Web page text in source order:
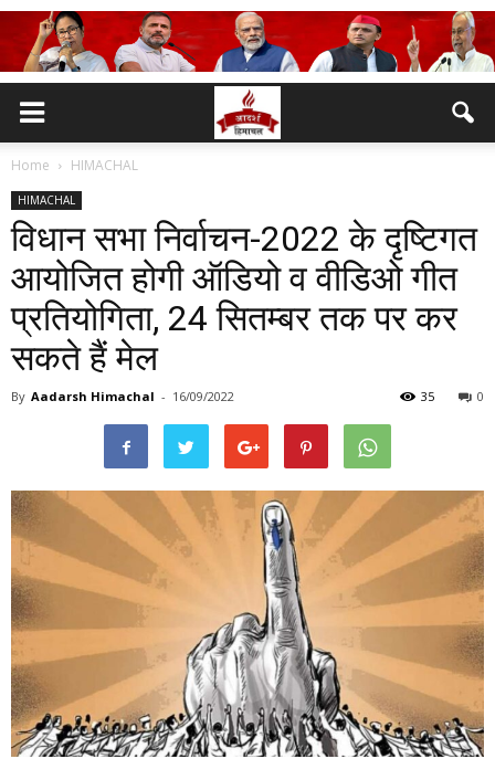
Home HIMACHAL
HIMACHAL
विधान सभा निर्वाचन-2022 के दृष्टिगत
आयोजित होगी ऑडियो व वीडिओ गीत
प्रतियोगिता, 24 सितम्बर तक पर कर
सकते हैं मेल
By Aadarsh Himachal - 16/09/2022 0
35